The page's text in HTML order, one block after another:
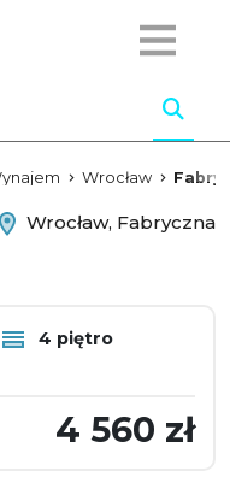
Wrocław
Wrocław, Fabryczna
4 piętro
4 560 zł